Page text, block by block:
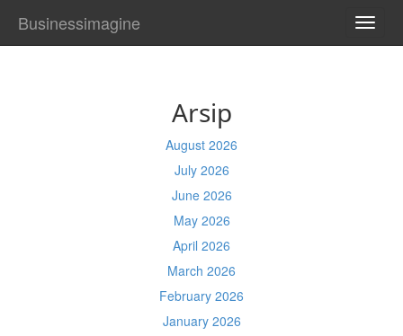
Businessimagine
Arsip
August 2026
July 2026
June 2026
May 2026
April 2026
March 2026
February 2026
January 2026